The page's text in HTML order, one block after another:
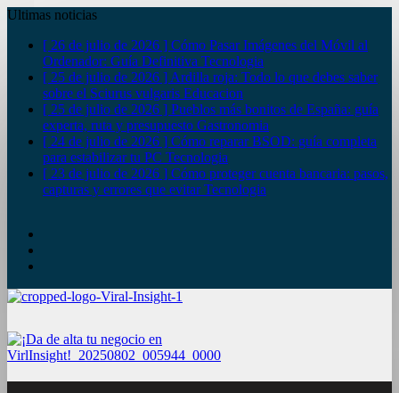
Ultimas noticias
[ 26 de julio de 2026 ] Cómo Pasar Imágenes del Móvil al
Ordenador: Guía Definitiva Tecnologia
[ 25 de julio de 2026 ] Ardilla roja: Todo lo que debes saber
sobre el Sciurus vulgaris Educacion
[ 25 de julio de 2026 ] Pueblos más bonitos de España: guía
experta, ruta y presupuesto Gastronomia
[ 24 de julio de 2026 ] Cómo reparar BSOD: guía completa
para estabilizar tu PC Tecnologia
[ 23 de julio de 2026 ] Cómo proteger cuenta bancaria: pasos,
capturas y errores que evitarTecnologia